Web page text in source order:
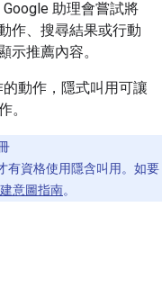
助理會嘗試將
作、搜尋結果或行動
示推薦內容。
動作，隱式叫用可讓
。
有資格使用隱含叫用。如要
意圖指南。